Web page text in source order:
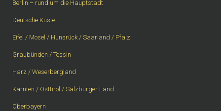
Berlin – rund um die Hauptstadt
Deutsche Küste
Eifel / Mosel / Hunsrück / Saarland / Pfalz
Graubünden / Tessin
Harz / Weserbergland
Kärnten / Osttirol / Salzburger Land
Oberbayern